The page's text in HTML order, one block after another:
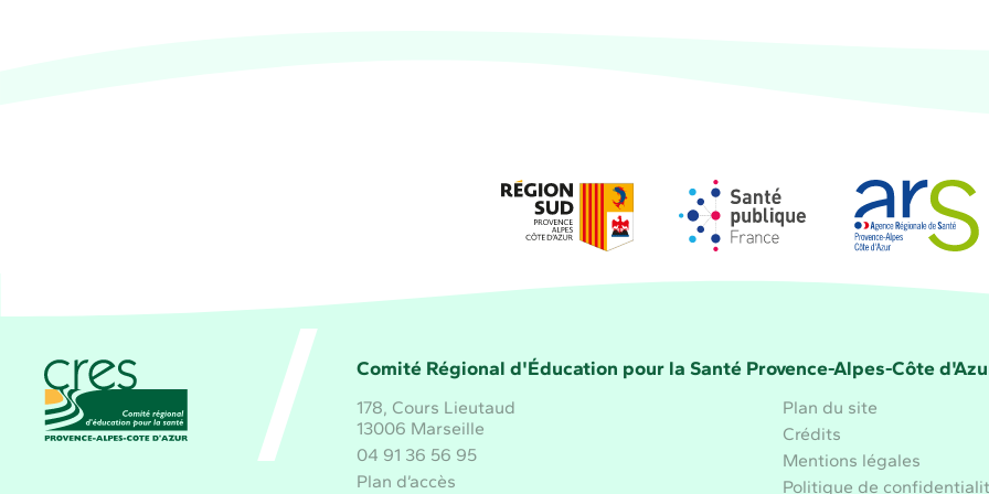
Région Sud Santé publique FranceAgence
CRES Paca - Comité Régional d'Éducation pour la Santé Provence-Alpes-Côte d'Azur
Comité Régional d'Éducation pour la Santé Provence-Alpes-Côte
178, Cours Lieutaud
13006 Marseille
04 91 36 56 95
Plan d’accès
Plan du site
Crédits
Mentions légales
Politique de